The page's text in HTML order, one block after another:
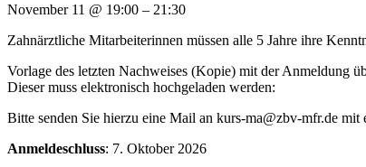
November 11 @ 19:00 – 21:30
Zahnärztliche Mitarbeiterinnen müssen alle 5 Jahre ihre
Vorlage des letzten Nachweises (Kopie) mit der Anmeldung
Dieser muss elektronisch hochgeladen werden:
Bitte senden Sie hierzu eine Mail an kurs-ma@zbv-mfr.de
Anmeldeschluss: 7. Oktober 2026